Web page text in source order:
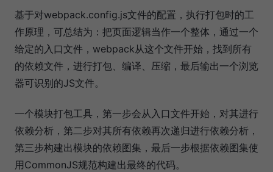
基于对webpack.config.js文件的配置，执行打包时的工
作原理，可总结为：把页面逻辑当作一个整体，通过一个
给定的入口文件，webpack从这个文件开始，找到所有
的依赖文件，进行打包、编译、压缩，最后输出一个浏览
器可识别的JS文件。
一个模块打包工具，第一步会从入口文件开始，对其进行
依赖分析，第二步对其所有依赖再次递归进行依赖分析，
第三步构建出模块的依赖图集，最后一步根据依赖图集使
用CommonJS规范构建出最终的代码。